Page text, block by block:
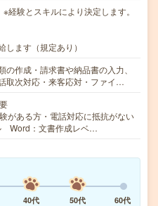
験とスキルにより決定します。
します（規定あり）
の作成・請求書や納品書の入力、
取次対応・来客応対・ファイ…
がある方・電話対応に抵抗がない
Word：文書作成レベ…
40代 50代
60代